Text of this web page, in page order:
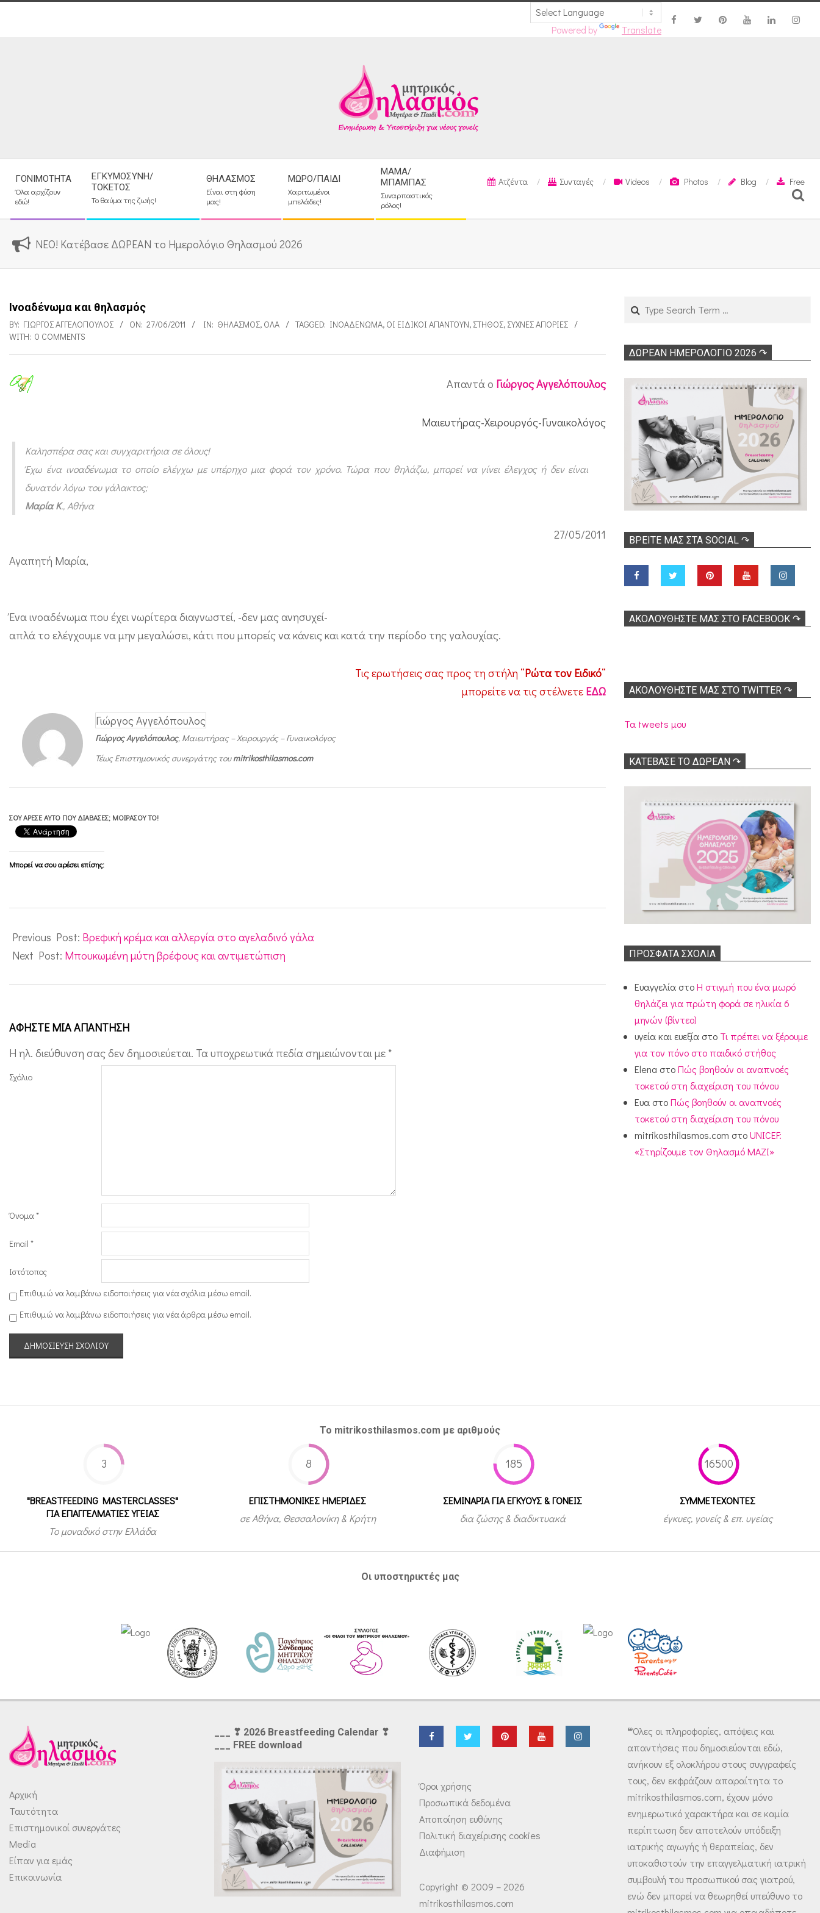
Powered by Translate
Navigation
Menu
ΓΟΝΙΜΌΤΗΤΑ
Όλα αρχίζουν
εδώ!
ΕΓΚΥΜΟΣΎΝΗ/
ΤΟΚΕΤΌΣ
Το θαύμα της ζωής!
ΘΗΛΑΣΜΌΣ
Είναι στη φύση
μας!
ΜΩΡΌ/ΠΑΙΔΊ
Χαριτωμένοι
μπελάδες!
ΜΑΜΆ/
ΜΠΑΜΠΆΣ
Συναρπαστικός
ρόλος!
Ατζέντα Συνταγές Videos Photos Blog
Free
Search
ΝΕΟ! Κατέβασε ΔΩΡΕΑΝ το Ημερολόγιο Θηλασμού 2026
Ινοαδένωμα και θηλασμός
BY: ΓΙΏΡΓΟΣ ΑΓΓΕΛΌΠΟΥΛΟΣ ON: 27/06/2011 IN: ΘΗΛΑΣΜΌΣ, ΌΛΑ TAGGED: ΙΝΟΑΔΈΝΩΜΑ, ΟΙ ΕΙΔΙΚΟΊ ΑΠΑΝΤΟΎΝ, ΣΤΉΘΟΣ, ΣΥΧΝΈΣ ΑΠΟΡΊΕΣ
WITH: 0 COMMENTS
ο
ν
μ
α
ι
ς
Απαντά ο Γιώργος Αγγελόπουλος
Μαιευτήρας-Χειρουργός-Γυναικολόγος
Καλησπέρα σας και συγχαριτήρια σε όλους!
Έχω ένα ινοαδένωμα το οποίο ελέγχω με υπέρηχο μια φορά τον χρόνο. Τώρα που θηλάζω, μπορεί να γίνει έλεγχος ή δεν είναι
δυνατόν λόγω του γάλακτος;
Μαρία Κ., Αθήνα
27/05/2011
Αγαπητή Μαρία,
Ένα ινοαδένωμα που έχει νωρίτερα διαγνωστεί, -δεν μας ανησυχεί-
απλά το ελέγχουμε να μην μεγαλώσει, κάτι που μπορείς να κάνεις και κατά την περίοδο της γαλουχίας.
Τις ερωτήσεις σας προς τη στήλη “Ρώτα τον Ειδικό“
μπορείτε να τις στέλνετε ΕΔΩ
Γιώργος Αγγελόπουλος
Γιώργος Αγγελόπουλος, Μαιευτήρας – Χειρουργός – Γυναικολόγος
Τέως Επιστημονικός συνεργάτης τουmitrikosthilasmos.com
ΣΟΥ ΆΡΕΣΕ ΑΥΤΌ ΠΟΥ ΔΙΆΒΑΣΕΣ; ΜΟΙΡΆΣΟΥ ΤΟ!
Μπορεί να σου αρέσει επίσης:
06-
27
Previous Post: Βρεφική κρέμα και αλλεργία στο αγελαδινό γάλα
Next Post: Μπουκωμένη μύτη βρέφους και αντιμετώπιση
ΑΦΉΣΤΕ ΜΙΑ ΑΠΆΝΤΗΣΗ
Η ηλ. διεύθυνση σας δεν δημοσιεύεται. Τα υποχρεωτικά πεδία σημειώνονται με *
Σχόλιο
Όνομα*
Email *
Ιστότοπος
Επιθυμώ να λαμβάνω ειδοποιήσεις για νέα σχόλια μέσω email.
Επιθυμώ να λαμβάνω ειδοποιήσεις για νέα άρθρα μέσω email.
Search
ΔΩΡΕΑΝ ΗΜΕΡΟΛΟΓΙΟ 2026 ↷
ΒΡΕΊΤΕ ΜΑΣ ΣΤΑ SOCIAL ↷
ΑΚΟΛOΥΘΉΣΤΕ ΜΑΣ ΣΤΟ FACEBOOK ↷
ΑΚΟΛΟΥΘΉΣΤΕ ΜΑΣ ΣΤΟ TWITTER ↷
Τα tweets μου
ΚΑΤΕΒΑΣΕ ΤΟ ΔΩΡΕΑΝ ↷
ΠΡΌΣΦΑΤΑ ΣΧΌΛΙΑ
Ευαγγελία στοΗ στιγμή που ένα μωρό
θηλάζει για πρώτη φορά σε ηλικία 6
μηνών (βίντεο)
υγεία και ευεξία στο Τι πρέπει να ξέρουμε
για τον πόνο στο παιδικό στήθος
Elena στοΠώς βοηθούν οι αναπνοές
τοκετού στη διαχείριση του πόνου
Ευα στοΠώς βοηθούν οι αναπνοές
τοκετού στη διαχείριση του πόνου
mitrikosthilasmos.com στοUNICEF:
«Στηρίζουμε τον Θηλασμό ΜΑΖΙ»
Το mitrikosthilasmos.com με αριθμούς
3
"BREASTFEEDING MASTERCLASSES"
ΓΙΑ ΕΠΑΓΓΕΛΜΑΤΙΕΣ ΥΓΕΙΑΣ
Το μοναδικό στην Ελλάδα
8
ΕΠΙΣΤΗΜΟΝΙΚΕΣ ΗΜΕΡΙΔΕΣ
σε Αθήνα, Θεσσαλονίκη & Κρήτη
185
ΣΕΜΙΝΑΡΙΑ ΓΙΑ ΕΓΚΥΟΥΣ & ΓΟΝΕΙΣ
δια ζώσης & διαδικτυακά
16500
ΣΥΜΜΕΤEΧΟΝΤΕΣ
έγκυες, γονείς & επ. υγείας
Οι υποστηρικτές μας
Αρχική
Ταυτότητα
Επιστημονικοί συνεργάτες
Media
Είπαν για εμάς
Επικοινωνία
___ ❣ 2026 Breastfeeding Calendar ❣
___ FREE download
Όροι χρήσης
Προσωπικά δεδομένα
Αποποίηση ευθύνης
Πολιτική διαχείρισης cookies
Διαφήμιση
Copyright © 2009 – 2026
mitrikosthilasmos.com
❝Όλες οι πληροφορίες, απόψεις και
απαντήσεις που δημοσιεύονται εδώ,
ανήκουν εξ ολοκλήρου στους συγγραφείς
τους, δεν εκφράζουν απαραίτητα το
mitrikosthilasmos.com, έχουν μόνο
ενημερωτικό χαρακτήρα και σε καμία
περίπτωση δεν αποτελούν υπόδειξη
ιατρικής αγωγής ή θεραπείας, δεν
υποκαθιστούν την επαγγελματική ιατρική
συμβουλή του προσωπικού σας γιατρού,
ενώ δεν μπορεί να θεωρηθεί υπεύθυνο το